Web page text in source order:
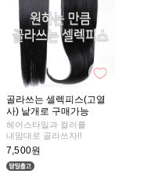
골라쓰는 셀렉피스(고열
사) 낱개로 구매가능
헤어스타일과 컬러를
내맘대로 골라쓰자!!
7,500원